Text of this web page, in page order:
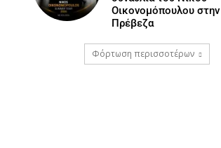
Οικονομόπουλου στην
Πρέβεζα
Φόρτωση περισσοτέρων